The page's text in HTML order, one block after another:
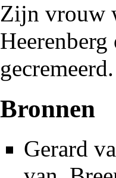
Zijn vrouw
Heerenberg
gecremeerd.
Bronnen
Gerard